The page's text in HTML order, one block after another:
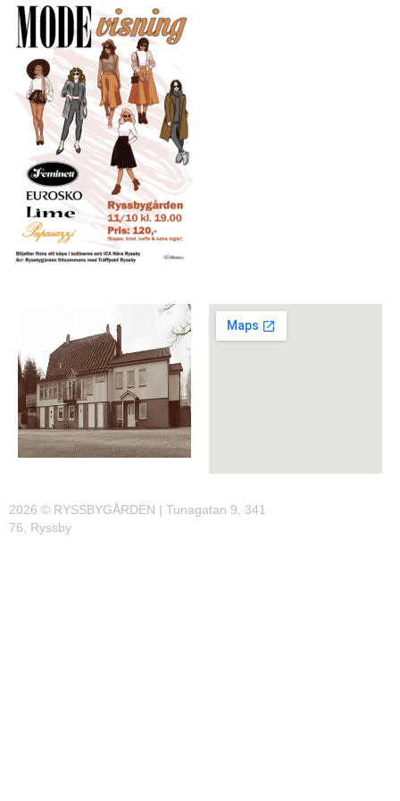
2026 © RYSSBYGÅRDEN | Tunagatan 9, 341
76, Ryssby